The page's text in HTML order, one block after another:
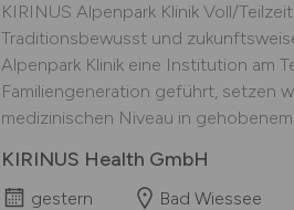
KIRINUS Alpenpark Klinik Voll/
Traditionsbewusst und
Alpenpark Klinik eine Institution am
Familiengeneration geführt, setzen
medizinischen Niveau in
KIRINUS Health GmbH
gestern Bad Wiessee